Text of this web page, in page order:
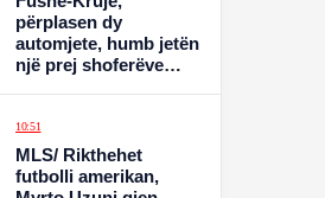
përplasen dy
automjete, humb jetën
një prej shoferëve
10:51
MLS/ Rikthehet
futbolli amerikan,